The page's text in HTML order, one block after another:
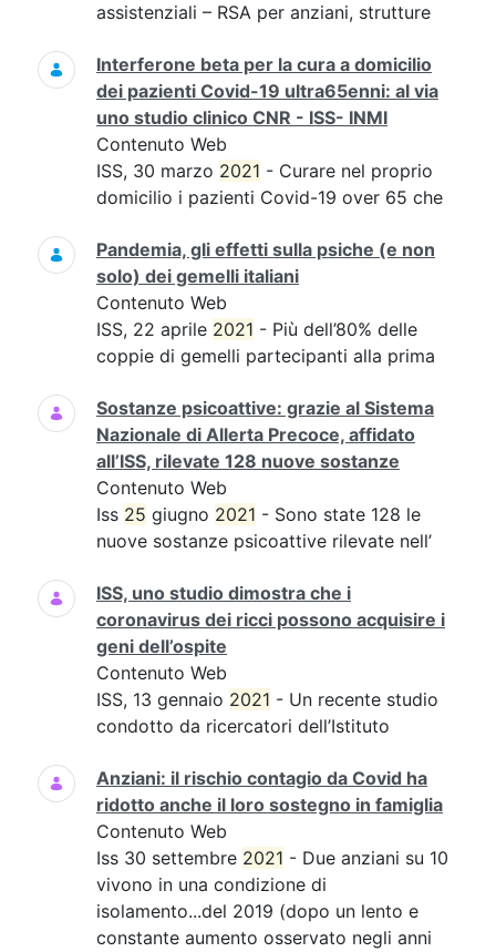
assistenziali – RSA per anziani, strutture
Interferone beta per la cura a domicilio
dei pazienti Covid-19 ultra65enni: al via
uno studio clinico CNR - ISS- INMI
Contenuto Web
ISS, 30 marzo 2021 - Curare nel proprio
domicilio i pazienti Covid-19 over 65 che
Pandemia, gli effetti sulla psiche (e non
solo) dei gemelli italiani
Contenuto Web
ISS, 22 aprile 2021 - Più dell’80% delle
coppie di gemelli partecipanti alla prima
Sostanze psicoattive: grazie al Sistema
Nazionale di Allerta Precoce, affidato
all’ISS, rilevate 128 nuove sostanze
Contenuto Web
Iss 25 giugno 2021 - Sono state 128 le
nuove sostanze psicoattive rilevate nell’
ISS, uno studio dimostra che i
coronavirus dei ricci possono acquisire i
geni dell’ospite
Contenuto Web
ISS, 13 gennaio 2021 - Un recente studio
condotto da ricercatori dell’Istituto
Anziani: il rischio contagio da Covid ha
ridotto anche il loro sostegno in famiglia
Contenuto Web
Iss 30 settembre 2021 - Due anziani su 10
vivono in una condizione di
isolamento...del 2019 (dopo un lento e
constante aumento osservato negli anni